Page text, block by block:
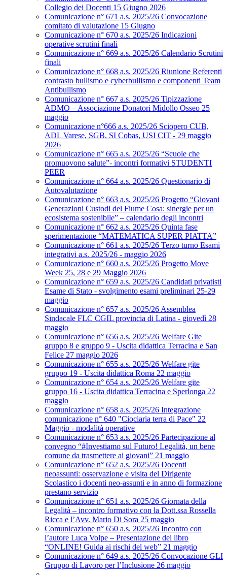
Collegio dei Docenti 15 Giugno 2026
Comunicazione n° 671 a.s. 2025/26 Convocazione
comitato di valutazione 15 Giugno
Comunicazione n° 670 a.s. 2025/26 Indicazioni
operative scrutini finali
Comunicazione n° 669 a.s. 2025/26 Calendario Scrutini
finali
Comunicazione n° 668 a.s. 2025/26 Riunione Referenti
contrasto bullismo e cyberbullismo e componenti Team
Antibullismo
Comunicazione n° 667 a.s. 2025/26 Tipizzazione
ADMO – Associazione Donatori Midollo Osseo 25
maggio
Comunicazione n°666 a.s. 2025/26 Sciopero CUB,
ADL Varese, SGB, SI Cobas, USI CIT - 29 maggio
2026
Comunicazione n° 665 a.s. 2025/26 “Scuole che
promuovono salute”- incontri formativi STUDENTI
PEER
Comunicazione n° 664 a.s. 2025/26 Questionario di
Autovalutazione
Comunicazione n° 663 a.s. 2025/26 Progetto “Giovani
Generazioni Custodi del Fiume Cosa: sinergie per un
ecosistema sostenibile” – calendario degli incontri
Comunicazione n° 662 a.s. 2025/26 Quinta fase
sperimentazione “MATEMATICA SUPER PIATTA”
Comunicazione n° 661 a.s. 2025/26 Terzo turno Esami
integrativi a.s. 2025/26 - maggio 2026
Comunicazione n° 660 a.s. 2025/26 Progetto Move
Week 25, 28 e 29 Maggio 2026
Comunicazione n° 659 a.s. 2025/26 Candidati privatisti
Esame di Stato - svolgimento esami preliminari 25-29
maggio
Comunicazione n° 657 a.s. 2025/26 Assemblea
Sindacale FLC CGIL provincia di Latina - giovedì 28
maggio
Comunicazione n° 656 a.s. 2025/26 Welfare Gite
gruppo 8 e gruppo 9 - Uscita didattica Terracina e San
Felice 27 maggio 2026
Comunicazione n° 655 a.s. 2025/26 Welfare gite
gruppo 19 - Uscita didattica Roma 22 maggio
Comunicazione n° 654 a.s. 2025/26 Welfare gite
gruppo 16 - Uscita didattica Terracina e Sperlonga 22
maggio
Comunicazione n° 658 a.s. 2025/26 Integrazione
comunicazione n° 640 "Ciociaria terra di Pace" 22
Maggio - modalità operative
Comunicazione n° 653 a.s. 2025/26 Partecipazione al
convegno “#Investiamo sul Futuro! Legalità, un bene
comune da trasmettere ai giovani” 21 maggio
Comunicazione n° 652 a.s. 2025/26 Docenti
neoassunti: osservazione e visita del Dirigente
Scolastico i docenti neo-assunti e in anno di formazione
prestano servizio
Comunicazione n° 651 a.s. 2025/26 Giornata della
Legalità – incontro formativo con la Dott.ssa Rossella
Ricca e l’Avv. Mario Di Sora 25 maggio
Comunicazione n° 650 a.s. 2025/26 Incontro con
l’autore Luca Volpe – Presentazione del libro
“ONLINE! Guida ai rischi del web” 21 maggio
Comunicazione n° 649 a.s. 2025/26 Convocazione GLI
Gruppo di Lavoro per l’Inclusione 26 maggio